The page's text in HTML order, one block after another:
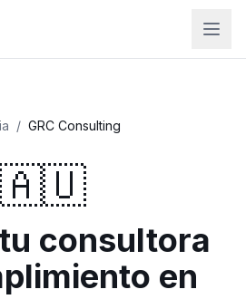
/ GRC Consulting
🇦🇺
consultora
en